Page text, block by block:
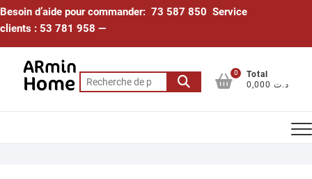
Skip
to
Besoin d’aide pour commander: 73 587 850 Service
clients : 53 781 958 —
Recherche
pour :
0
Total
0,000 د.ت